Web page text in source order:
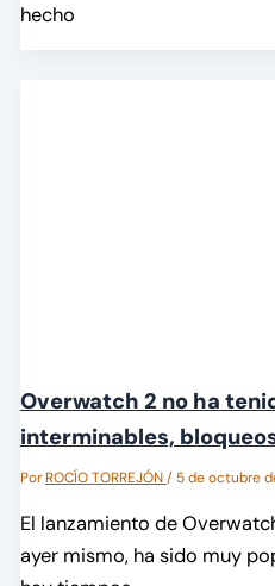
hecho
Overwatch 2 no ha
interminables,
PorROCÍO TORREJÓN/ 5 de octubre
El lanzamiento de
ayer mismo, ha sido muy